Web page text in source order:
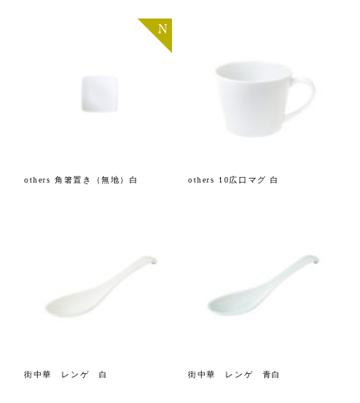
others 角箸置き（無地）白 others 10広口マグ 白
街中華 レンゲ 白 街中華 レンゲ 青白